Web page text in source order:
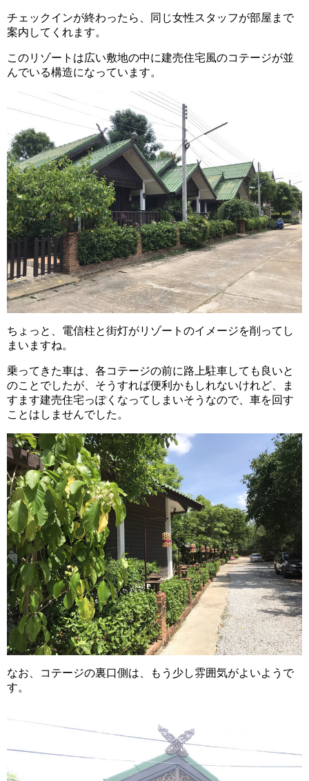
チェックインが終わったら、同じ女性スタッフが部屋まで
案内してくれます。
このリゾートは広い敷地の中に建売住宅風のコテージが並
んでいる構造になっています。
ちょっと、電信柱と街灯がリゾートのイメージを削ってし
まいますね。
乗ってきた車は、各コテージの前に路上駐車しても良いと
のことでしたが、そうすれば便利かもしれないけれど、ま
すます建売住宅っぽくなってしまいそうなので、車を回す
ことはしませんでした。
なお、コテージの裏口側は、もう少し雰囲気がよいようで
す。